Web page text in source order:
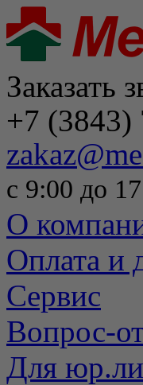
Заказать
+7 (3843)
с 9:00 до
О
Оплата и
Сервис
Вопрос-
Для